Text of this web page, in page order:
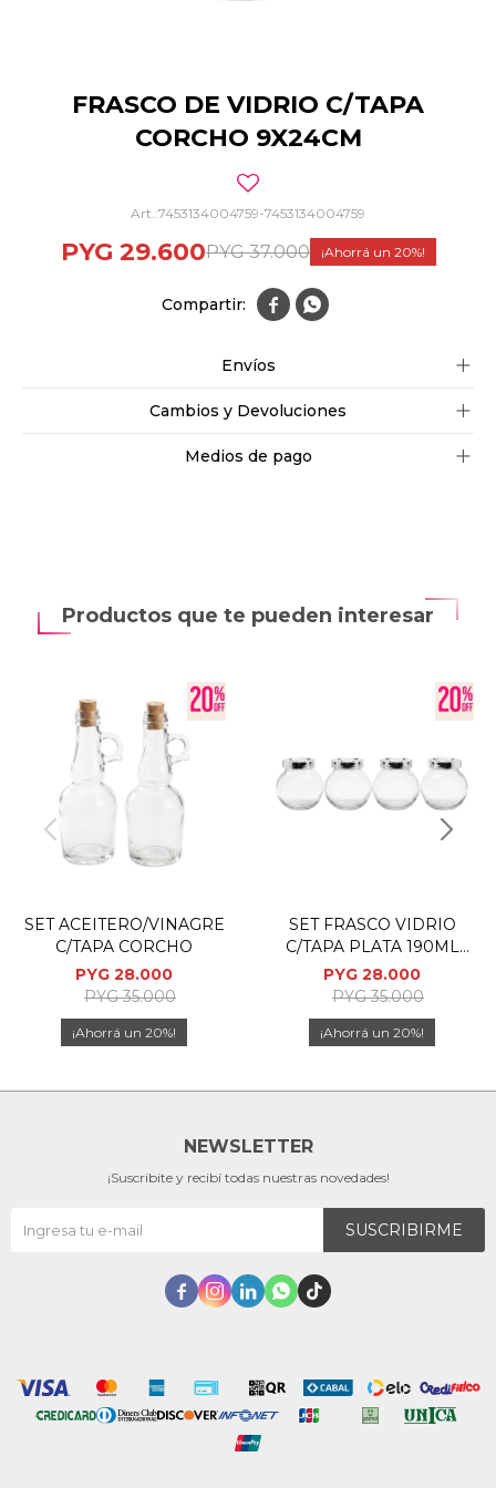
FRASCO DE VIDRIO C/TAPA
CORCHO 9X24CM
7453134004759-7453134004759
PYG 29.600PYG 37.000 20
 
Envíos
Cambios y Devoluciones
Medios de pago
Productos que te pueden interesar
SET ACEITERO/VINAGRE
C/TAPA CORCHO
PYG 28.000
PYG 35.000
20
SET FRASCO VIDRIO
C/TAPA PLATA 190ML
4PZAS
PYG 28.000
PYG 35.000
20
NEWSLETTER
¡Suscribite y recibí todas nuestras novedades!
SUSCRIBIRME
    